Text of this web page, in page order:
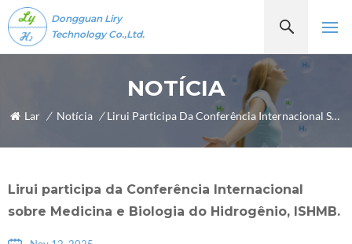
Dongguan Liry
Technology Co.,Ltd.
NOTÍCIA
Lar / Notícia / Lirui Participa Da Conferência Internacional Sobre Medicina E Biologia Do Hidrogênio, ISHMB.
Lirui participa da Conferência Internacional
sobre Medicina e Biologia do Hidrogênio, ISHMB.